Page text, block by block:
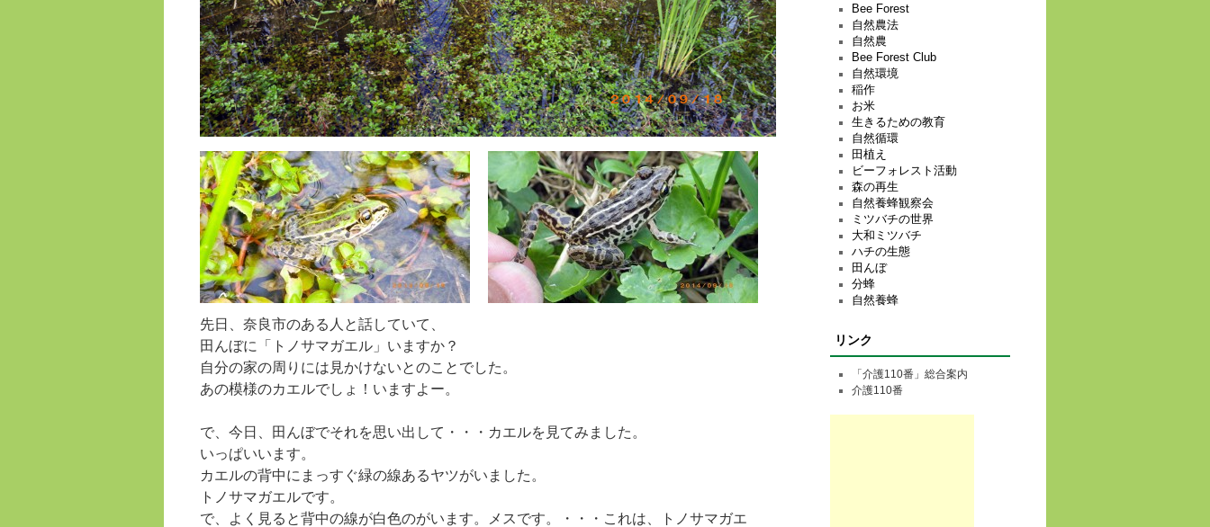
先日、奈良市のある人と話していて、
田んぼに「トノサマガエル」いますか？
自分の家の周りには見かけないとのことでした。
あの模様のカエルでしょ！いますよー。
で、今日、田んぼでそれを思い出して・・・カエルを見てみました。
いっぱいいます。
カエルの背中にまっすぐ緑の線あるヤツがいました。
トノサマガエルです。
で、よく見ると背中の線が白色のがいます。メスです。・・・これは、トノサマガエ
Bee Forest
自然農法
自然農
Bee Forest Club
自然環境
稲作
お米
生きるための教育
自然循環
田植え
ビーフォレスト活動
森の再生
自然養蜂観察会
ミツバチの世界
大和ミツバチ
ハチの生態
田んぼ
分蜂
自然養蜂
リンク
「介護110番」総合案内
介護110番